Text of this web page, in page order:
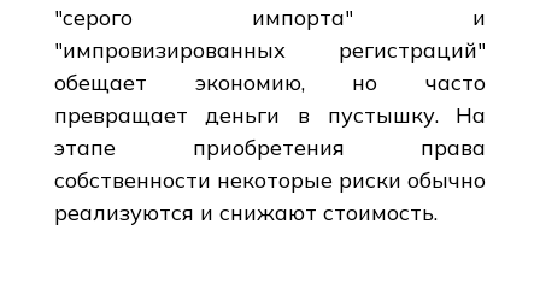
"серого импорта" и
"импровизированных регистраций"
обещает экономию, но часто
превращает деньги в пустышку. На
этапе приобретения права
собственности некоторые риски обычно
реализуются и снижают стоимость.